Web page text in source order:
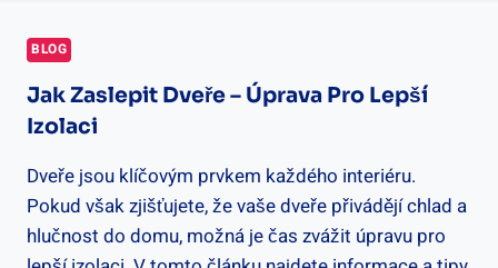
BLOG
Jak Zaslepit Dveře – Úprava Pro Lepší
Izolaci
Dveře jsou klíčovým prvkem každého interiéru.
Pokud však zjišťujete, že vaše dveře přivádějí chlad a
hlučnost do domu, možná je čas zvážit úpravu pro